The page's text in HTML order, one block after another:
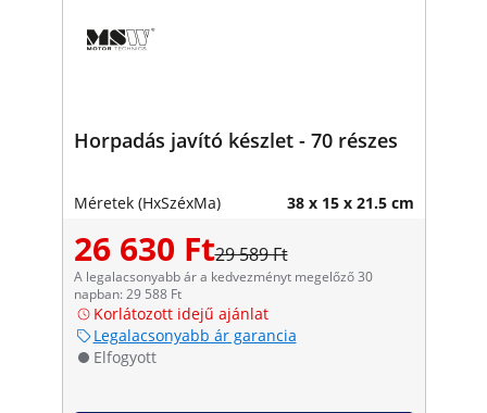
Horpadás javító készlet - 70 részes
Méretek (HxSzéxMa) 38 x 15 x 21.5 cm
26 630 Ft29 589 Ft
A legalacsonyabb ár a kedvezményt megelőző 30
napban: 29 588 Ft
Korlátozott idejű ajánlat
Legalacsonyabb ár garancia
Elfogyott